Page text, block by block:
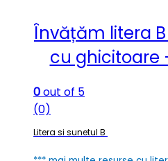
Învățăm litera
cu ghicitoare
0out of 5
(0)
Litera si sunetul B